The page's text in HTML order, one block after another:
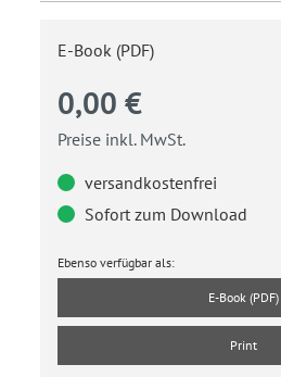
E-Book (PDF)
0,00 €
Preise inkl. MwSt.
versandkostenfrei
Sofort zum Download
Ebenso verfügbar als:
E-Book (PDF)
Print